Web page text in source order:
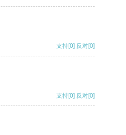
支持[0] 反对[0]
支持[0] 反对[0]